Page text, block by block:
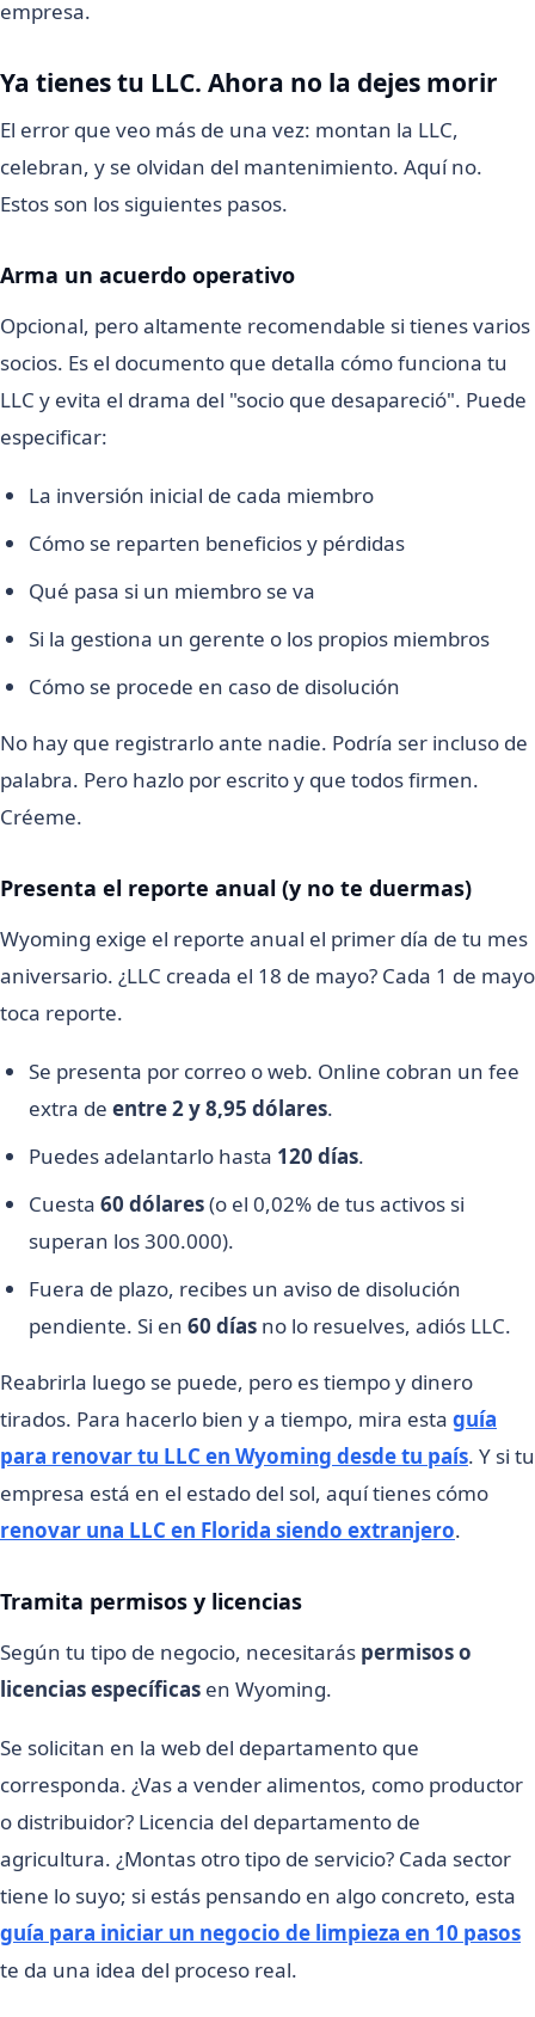
empresa.
Ya tienes tu LLC. Ahora no la dejes morir
El error que veo más de una vez: montan la LLC,
celebran, y se olvidan del mantenimiento. Aquí no.
Estos son los siguientes pasos.
Arma un acuerdo operativo
Opcional, pero altamente recomendable si tienes varios
socios. Es el documento que detalla cómo funciona tu
LLC y evita el drama del "socio que desapareció". Puede
especificar:
La inversión inicial de cada miembro
Cómo se reparten beneficios y pérdidas
Qué pasa si un miembro se va
Si la gestiona un gerente o los propios miembros
Cómo se procede en caso de disolución
No hay que registrarlo ante nadie. Podría ser incluso de
palabra. Pero hazlo por escrito y que todos firmen.
Créeme.
Presenta el reporte anual (y no te duermas)
Wyoming exige el reporte anual el primer día de tu mes
aniversario. ¿LLC creada el 18 de mayo? Cada 1 de mayo
toca reporte.
Se presenta por correo o web. Online cobran un fee
extra de entre 2 y 8,95 dólares.
Puedes adelantarlo hasta 120 días.
Cuesta 60 dólares(o el 0,02% de tus activos si
superan los 300.000).
Fuera de plazo, recibes un aviso de disolución
pendiente. Si en 60 días no lo resuelves, adiós LLC.
Reabrirla luego se puede, pero es tiempo y dinero
tirados. Para hacerlo bien y a tiempo, mira esta guía
para renovar tu LLC en Wyoming desde tu país. Y si tu
empresa está en el estado del sol, aquí tienes cómo
renovar una LLC en Florida siendo extranjero.
Tramita permisos y licencias
Según tu tipo de negocio, necesitarás permisos o
licencias específicas en Wyoming.
Se solicitan en la web del departamento que
corresponda. ¿Vas a vender alimentos, como productor
o distribuidor? Licencia del departamento de
agricultura. ¿Montas otro tipo de servicio? Cada sector
tiene lo suyo; si estás pensando en algo concreto, esta
guía para iniciar un negocio de limpieza en 10 pasos
te da una idea del proceso real.